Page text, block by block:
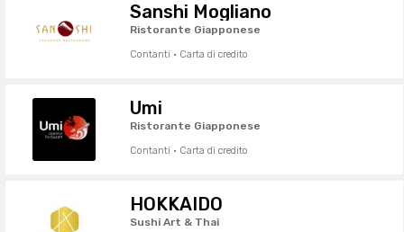
Sanshi Mogliano
Ristorante Giapponese
Contanti · Carta di credito
Umi
Ristorante Giapponese
Contanti · Carta di credito
HOKKAIDO
Sushi Art & Thai